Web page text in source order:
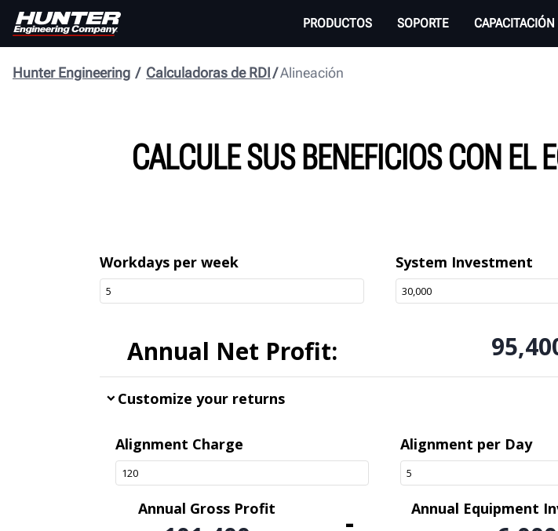
PRODUCTOS SOPORTE CAPACITACIÓN
Alineación
Calculadoras de RDI
Hunter Engineering
CALCULE SUS BENEFICIOS CON EL